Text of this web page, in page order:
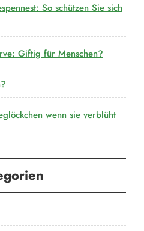
So schützen Sie sich
Giftig für Menschen?
wenn sie verblüht